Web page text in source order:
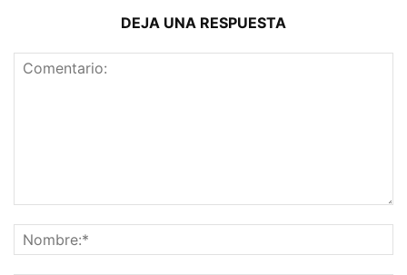
DEJA UNA RESPUESTA